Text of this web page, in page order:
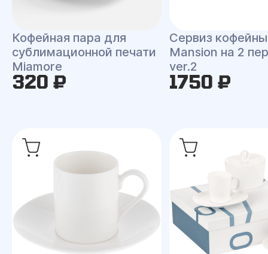
Кофейная пара для
сублимационной печати
Miamore
320 ₽
Сервиз
Mansion на 2
ver.2
1750 ₽